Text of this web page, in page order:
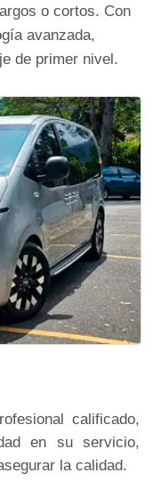
o cortos. Con
avanzada,
de primer nivel.
calificado,
en su servicio,
la calidad.